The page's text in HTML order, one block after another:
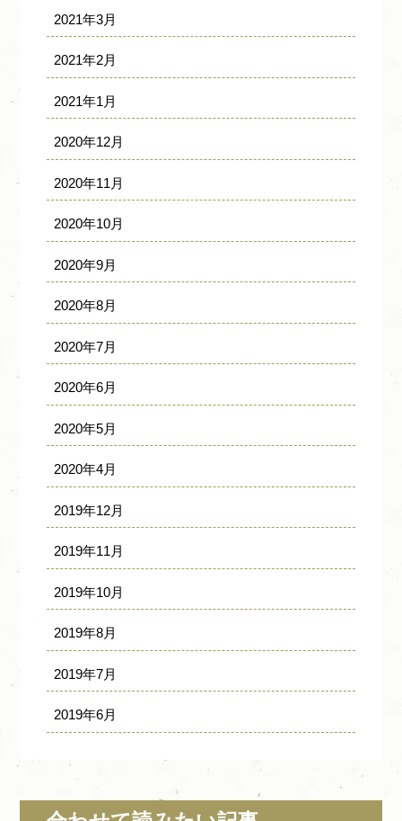
2021年3月
2021年2月
2021年1月
2020年12月
2020年11月
2020年10月
2020年9月
2020年8月
2020年7月
2020年6月
2020年5月
2020年4月
2019年12月
2019年11月
2019年10月
2019年8月
2019年7月
2019年6月